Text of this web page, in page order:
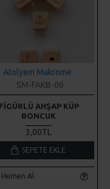
FIGÜRLÜ AHŞAP KÜP
3,00TL
SEPETE EKLE
Hemen Al
YENI